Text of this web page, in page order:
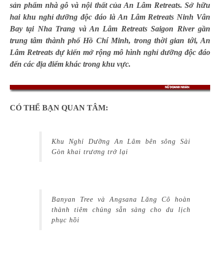
sản phẩm nhà gỗ và nội thất của An Lâm Retreats. Sở hữu
hai khu nghỉ dưỡng độc đáo là An Lâm Retreats Ninh Vân
Bay tại Nha Trang và An Lâm Retreats Saigon River gần
trung tâm thành phố Hồ Chí Minh, trong thời gian tới, An
Lâm Retreats dự kiến mở rộng mô hình nghỉ dưỡng độc đáo
đến các địa điểm khác trong khu vực.
CÓ THỂ BẠN QUAN TÂM:
Khu Nghỉ Dưỡng An Lâm bên sông Sài
Gòn khai trương trở lại
Banyan Tree và Angsana Lăng Cô hoàn
thành tiêm chủng sẵn sàng cho du lịch
phục hồi